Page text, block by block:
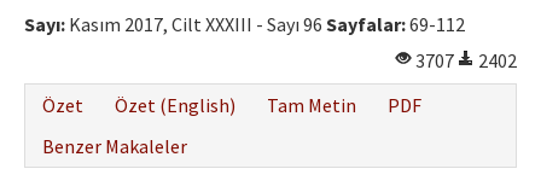
Sayı: Kasım 2017, Cilt XXXIII - Sayı 96 Sayfalar:69-112
3707
2402
Özet
Özet (English) Tam Metin
PDF
Benzer Makaleler